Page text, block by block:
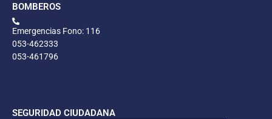
BOMBEROS
Emergencias Fono: 116
053-462333
053-461796
SEGURIDAD CIUDADANA